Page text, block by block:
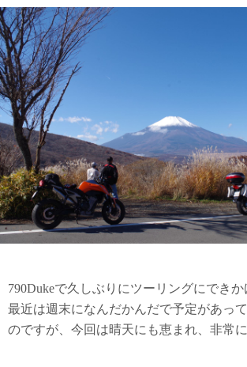
790Dukeで久しぶりにツーリングにできか
最近は週末になんだかんだで予定があっ
のですが、今回は晴天にも恵まれ、非常